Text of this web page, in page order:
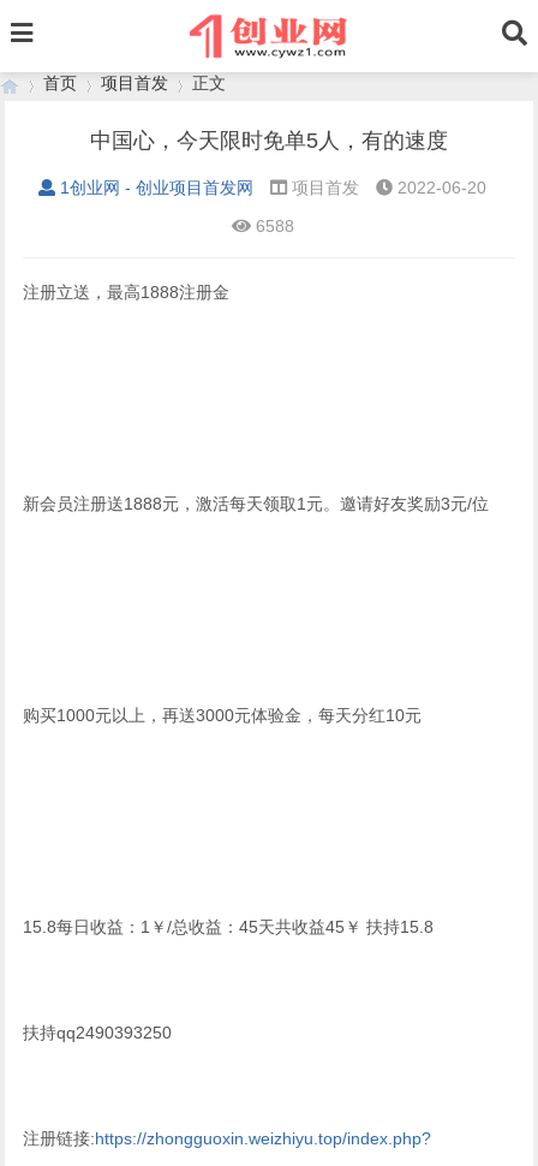
首页
›
项目首发
›
正文
中国心，今天限时免单5人，有的速度
1创业网 - 创业项目首发网 项目首发
2022-06-20
6588
注册立送，最高1888注册金
新会员注册送1888元，激活每天领取1元。邀请好友奖励3元/位
购买1000元以上，再送3000元体验金，每天分红10元
15.8每日收益：1￥/总收益：45天共收益45￥ 扶持15.8
扶持qq2490393250
注册链接:https://zhongguoxin.weizhiyu.top/index.php?